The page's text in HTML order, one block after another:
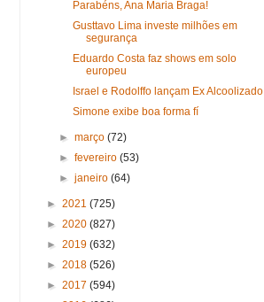
Parabéns, Ana Maria Braga!
Gusttavo Lima investe milhões em
segurança
Eduardo Costa faz shows em solo
europeu
Israel e Rodolffo lançam Ex Alcoolizado
Simone exibe boa forma fí
►março(72)
►fevereiro(53)
►janeiro(64)
► 2021 (725)
► 2020 (827)
► 2019 (632)
► 2018 (526)
► 2017 (594)